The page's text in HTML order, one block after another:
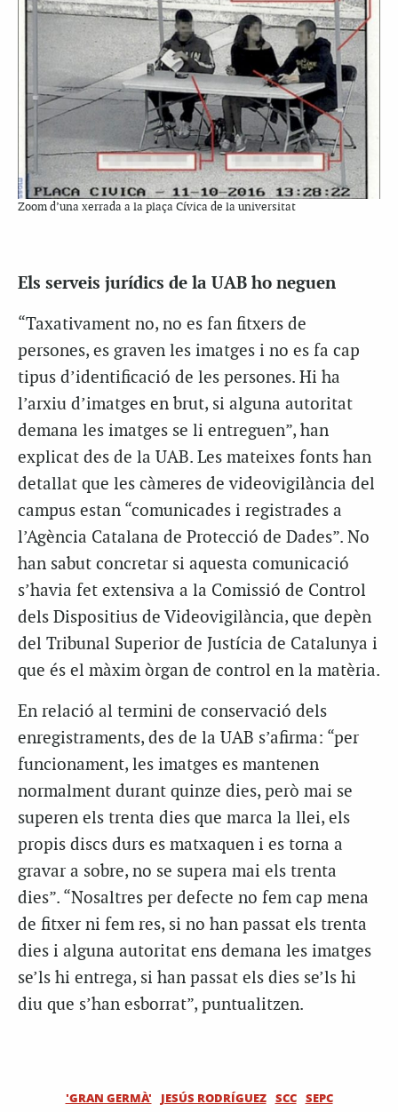
Zoom d’una xerrada a la plaça Cívica de la universitat
Els serveis jurídics de la UAB ho neguen
“Taxativament no, no es fan fitxers de
persones, es graven les imatges i no es fa cap
tipus d’identificació de les persones. Hi ha
l’arxiu d’imatges en brut, si alguna autoritat
demana les imatges se li entreguen”, han
explicat des de la UAB. Les mateixes fonts han
detallat que les càmeres de videovigilància del
campus estan “comunicades i registrades a
l’Agència Catalana de Protecció de Dades”. No
han sabut concretar si aquesta comunicació
s’havia fet extensiva a la Comissió de Control
dels Dispositius de Videovigilància, que depèn
del Tribunal Superior de Justícia de Catalunya i
que és el màxim òrgan de control en la matèria.
En relació al termini de conservació dels
enregistraments, des de la UAB s’afirma: “per
funcionament, les imatges es mantenen
normalment durant quinze dies, però mai se
superen els trenta dies que marca la llei, els
propis discs durs es matxaquen i es torna a
gravar a sobre, no se supera mai els trenta
dies”. “Nosaltres per defecte no fem cap mena
de fitxer ni fem res, si no han passat els trenta
dies i alguna autoritat ens demana les imatges
se’ls hi entrega, si han passat els dies se’ls hi
diu que s’han esborrat”, puntualitzen.
'GRAN GERMÀ' JESÚS RODRÍGUEZ SCC SEPC